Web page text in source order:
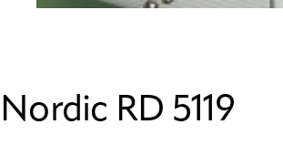
Nordic RD 5119